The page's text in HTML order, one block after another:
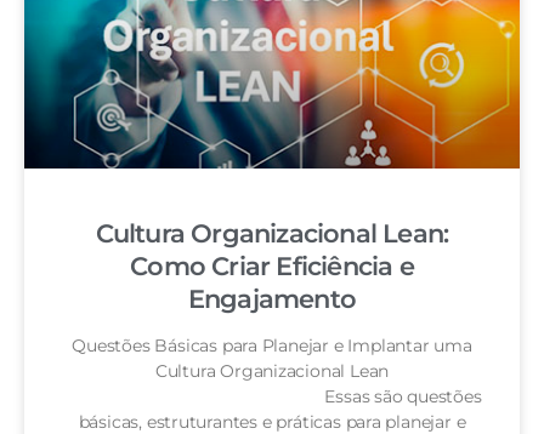
Cultura Organizacional Lean:
Como Criar Eficiência e
Engajamento
Questões Básicas para Planejar e Implantar uma
Cultura Organizacional Lean
Essas são questões
básicas, estruturantes e práticas para planejar e